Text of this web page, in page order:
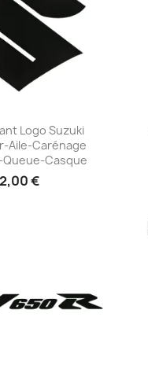
+23
Logo Suzuki
Aile-Carénage
Casque
2,00 €